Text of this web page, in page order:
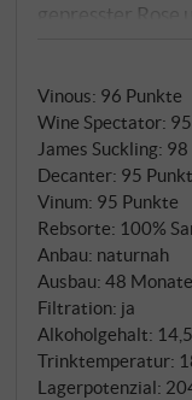
gepresster
Griffiges, sehr
Druck und kein
Potenzial.
Vinous: 96 Punkte
Wine Spectator:
James Suckling: 98
Decanter: 95
Vinum: 95 Punkte
Rebsorte: 100%
Anbau: naturnah
Ausbau: 48
Filtration: ja
Alkoholgehalt:
Trinktemperatur:
Lagerpotenzial: